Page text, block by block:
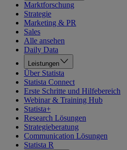
Marktforschung
Strategie
Marketing & PR
Sales
Alle ansehen
Daily Data
Leistungen
Über Statista
Statista Connect
Erste Schritte und Hilfebereich
Webinar & Training Hub
Statista+
Research Lösungen
Strategieberatung
Communication Lösungen
Statista R